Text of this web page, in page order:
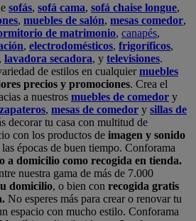
sofás, sofá cama, sofá chaise longue,
, muebles de salón, mesas comedor,
de matrimonio, canapés,
, electrodomésticos, frigoríficos,
, lavadora secadora, y televisiones.
de estilos en cualquiermuebles
precios y promociones. Crea el
a nuestros muebles de comedor y
zapateros, mesas de comedor y sillas de
decorar tu casa con multitud de
con los productos de imagen y sonido
las épocas de buen tiempo. Conforama
a domicilio como recogida en tienda.
nuestra gama de más de 7.000
domicilio, o bien con recogida gratis
No esperes más para crear o renovar tu
espacio con mucho estilo. Conforama